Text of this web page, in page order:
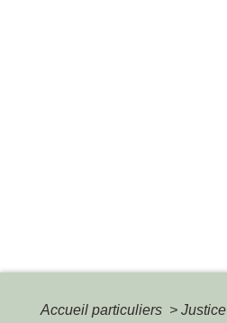
Accueil particuliers > Justice